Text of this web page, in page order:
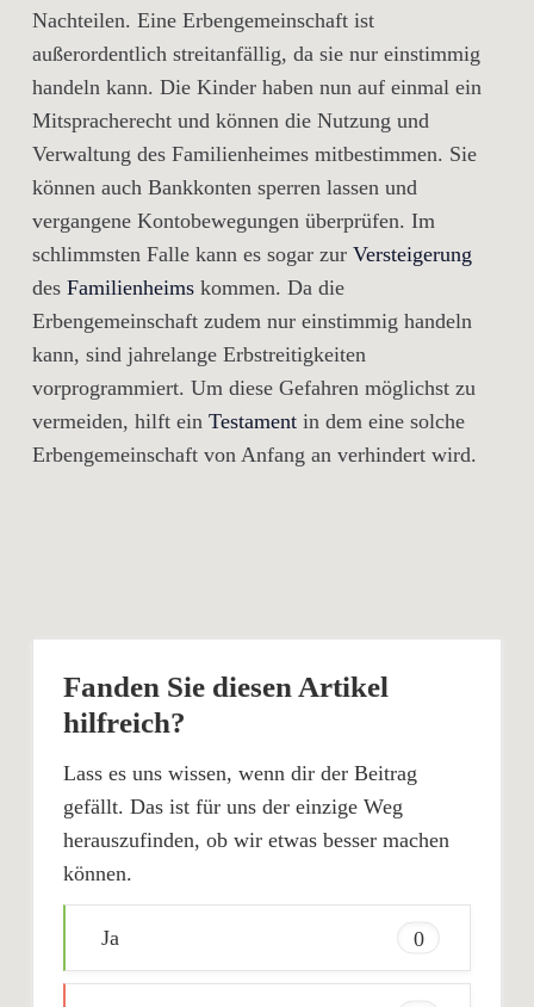
Nachteilen. Eine Erbengemeinschaft ist
außerordentlich streitanfällig, da sie nur einstimmig
handeln kann. Die Kinder haben nun auf einmal ein
Mitspracherecht und können die Nutzung und
Verwaltung des Familienheimes mitbestimmen. Sie
können auch Bankkonten sperren lassen und
vergangene Kontobewegungen überprüfen. Im
schlimmsten Falle kann es sogar zur Versteigerung
des Familienheims kommen. Da die
Erbengemeinschaft zudem nur einstimmig handeln
kann, sind jahrelange Erbstreitigkeiten
vorprogrammiert. Um diese Gefahren möglichst zu
vermeiden, hilft ein Testament in dem eine solche
Erbengemeinschaft von Anfang an verhindert wird.
Fanden Sie diesen Artikel
hilfreich?
Lass es uns wissen, wenn dir der Beitrag
gefällt. Das ist für uns der einzige Weg
herauszufinden, ob wir etwas besser machen
können.
Ja 0